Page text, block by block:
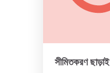
সীমিতকরণ ছাড়াই